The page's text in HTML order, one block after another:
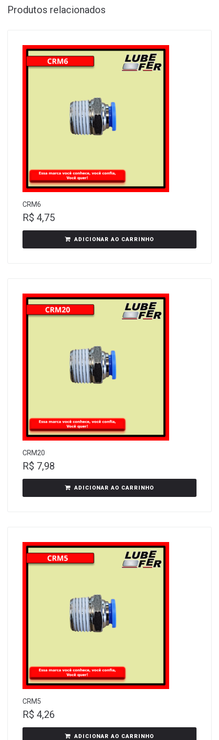
Produtos relacionados
CRM6
R$ 4,75
ADICIONAR AO CARRINHO
CRM20
R$ 7,98
ADICIONAR AO CARRINHO
CRM5
R$ 4,26
ADICIONAR AO CARRINHO